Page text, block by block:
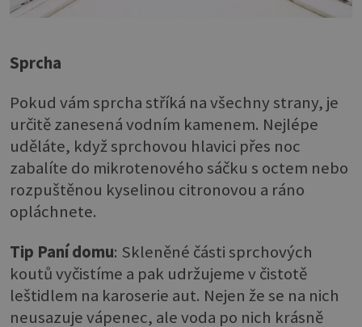
Sprcha
Pokud vám sprcha stříká na všechny strany, je
určitě zanesená vodním kamenem. Nejlépe
uděláte, když sprchovou hlavici přes noc
zabalíte do mikrotenového sáčku s octem nebo
rozpuštěnou kyselinou citronovou a ráno
opláchnete.
Tip Paní domu: Skleněné části sprchových
koutů vyčistíme a pak udržujeme v čistotě
leštidlem na karoserie aut. Nejen že se na nich
neusazuje vápenec, ale voda po nich krásně